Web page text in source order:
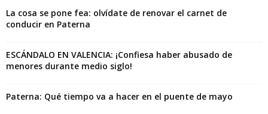
La cosa se pone fea: olvídate de renovar el carnet de
conducir en Paterna
ESCÁNDALO EN VALENCIA: ¡Confiesa haber abusado de
menores durante medio siglo!
Paterna: Qué tiempo va a hacer en el puente de mayo